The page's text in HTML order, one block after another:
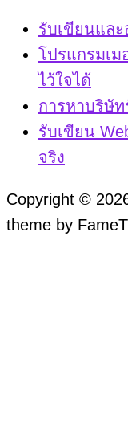
รับเขียนแล
โปรแกรมเม
ไว้ใจได้
การหาบริษั
รับเขียน
จริง
Copyright ©
theme by